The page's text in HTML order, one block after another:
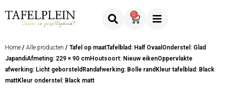
0
Home / Alle producten / Tafel op maatTafelblad: Half OvaalOnderstel: Glad
JapandiAfmeting: 229 × 90 cmHoutsoort: Nieuw eikenOppervlakte
afwerking: Licht geborsteldRandafwerking: Bolle randKleur tafelblad: Black
mattKleur onderstel: Black matt